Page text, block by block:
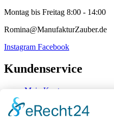
Montag bis Freitag 8:00 - 14:00
Romina@ManufakturZauber.de
Instagram Facebook
Kundenservice
Mein Konto
Zahlung & Versand
Widerrufsbelehrung